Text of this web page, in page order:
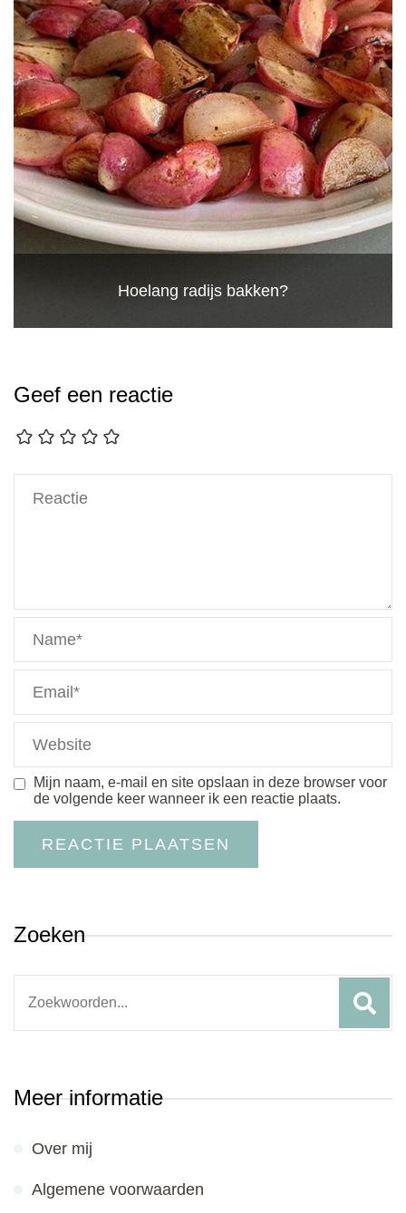
Hoelang radijs bakken?
Geef een reactie
Mijn naam, e-mail en site opslaan in deze browser voor
de volgende keer wanneer ik een reactie plaats.
Zoeken
Meer informatie
Over mij
Algemene voorwaarden